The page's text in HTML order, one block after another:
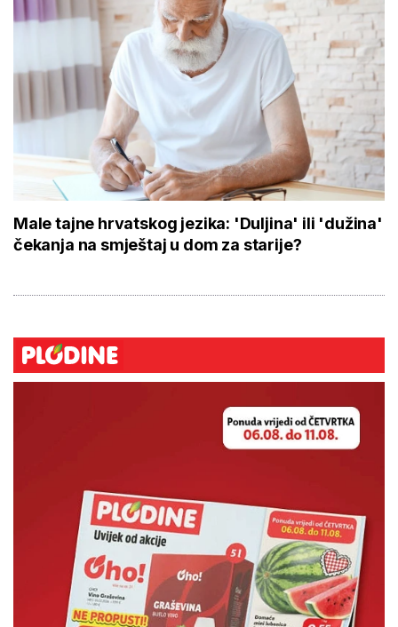
Male tajne hrvatskog jezika: 'Duljina' ili 'dužina'
čekanja na smještaj u dom za starije?